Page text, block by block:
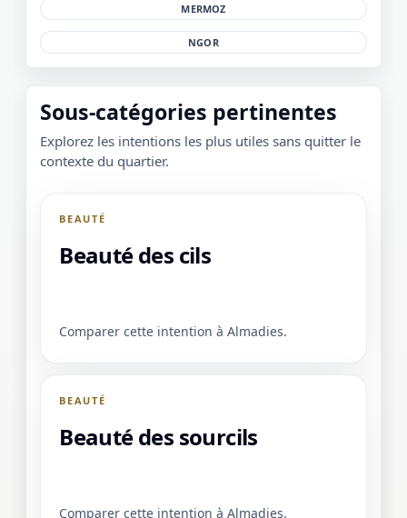
MERMOZ
NGOR
Sous-catégories pertinentes
Explorez les intentions les plus utiles sans quitter le
contexte du quartier.
BEAUTÉ
Beauté des cils
Comparer cette intention à Almadies.
BEAUTÉ
Beauté des sourcils
Comparer cette intention à Almadies.